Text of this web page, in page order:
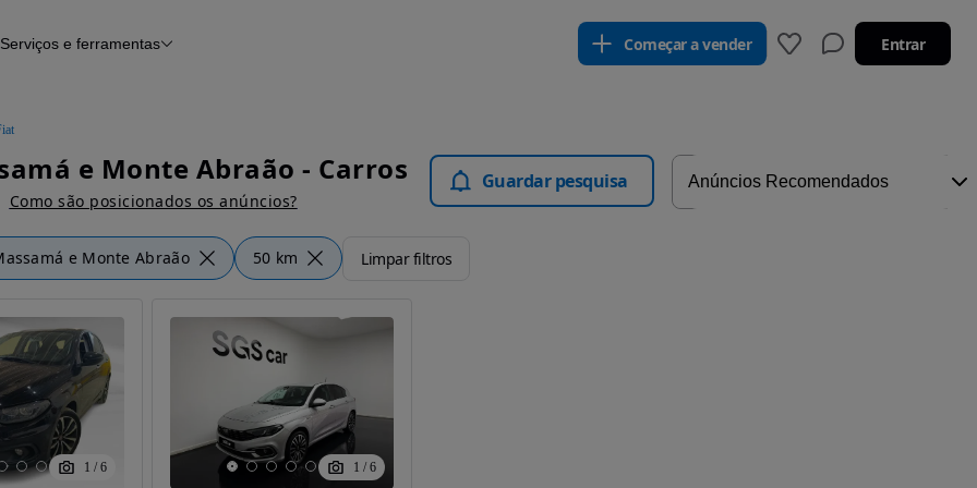
Serviços e ferramentas Começar a vender Entrar
e Monte Abraão - Carros
Como são posicionados os anúncios?
Guardar pesquisa
e Monte Abraão 50 km Limpar filtros
1 / 6 1 / 6